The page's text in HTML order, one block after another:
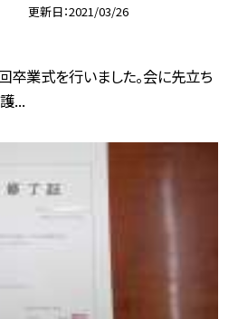
更新日 2021/03/26
卒業式を行いました。会に先立ち
...